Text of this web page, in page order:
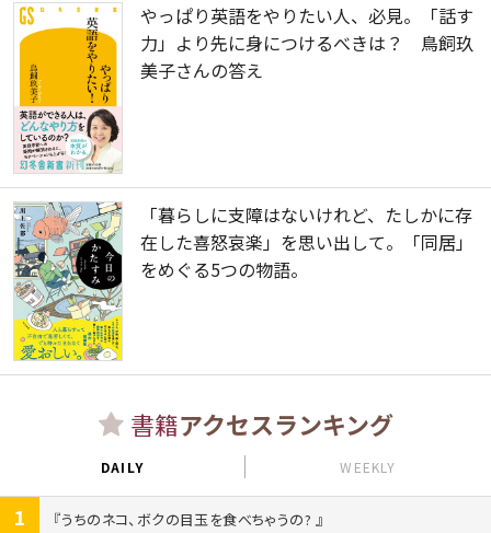
やっぱり英語をやりたい人、必見。「話す
力」より先に身につけるべきは？ 鳥飼玖
美子さんの答え
「暮らしに支障はないけれど、たしかに存
在した喜怒哀楽」を思い出して。「同居」
をめぐる5つの物語。
書籍アクセスランキング
DAILY WEEKLY
1
うちのネコ、ボクの目玉を食べちゃうの?